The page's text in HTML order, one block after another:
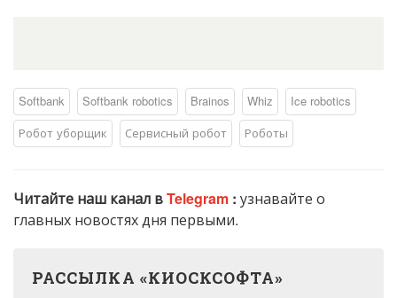
Softbank Softbank robotics Brainos Whiz
Ice robotics
Робот уборщик
Сервисный робот Роботы
Читайте наш канал вTelegram : узнавайте о
главных новостях дня первыми.
РАССЫЛКА «КИОСКСОФТА»